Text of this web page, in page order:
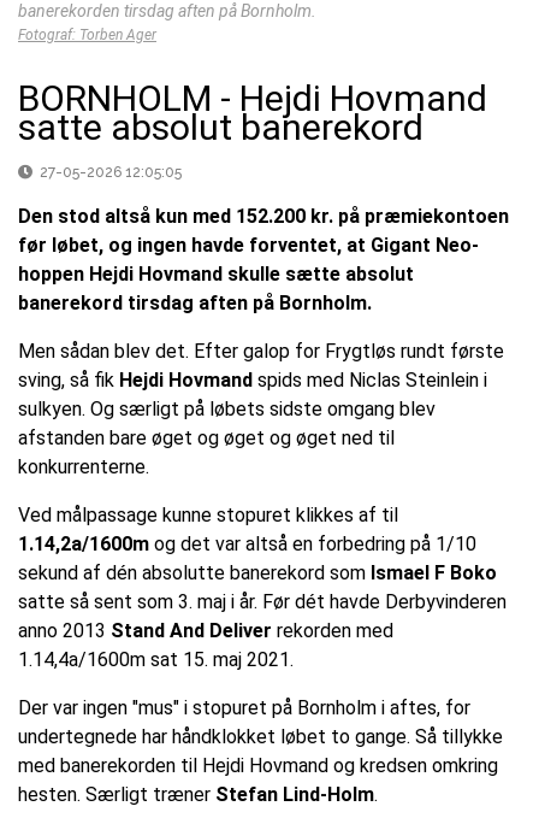
banerekorden tirsdag aften på Bornholm.
Fotograf: Torben Ager
BORNHOLM - Hejdi Hovmand
satte absolut banerekord
27-05-2026 12:05:05
Den stod altså kun med 152.200 kr. på præmiekontoen
før løbet, og ingen havde forventet, at Gigant Neo-
hoppen Hejdi Hovmand skulle sætte absolut
banerekord tirsdag aften på Bornholm.
Men sådan blev det. Efter galop for Frygtløs rundt første
sving, så fik Hejdi Hovmand spids med Niclas Steinlein i
sulkyen. Og særligt på løbets sidste omgang blev
afstanden bare øget og øget og øget ned til
konkurrenterne.
Ved målpassage kunne stopuret klikkes af til
1.14,2a/1600m og det var altså en forbedring på 1/10
sekund af dén absolutte banerekord som Ismael F Boko
satte så sent som 3. maj i år. Før dét havde Derbyvinderen
anno 2013 Stand And Deliver rekorden med
1.14,4a/1600m sat 15. maj 2021.
Der var ingen "mus" i stopuret på Bornholm i aftes, for
undertegnede har håndklokket løbet to gange. Så tillykke
med banerekorden til Hejdi Hovmand og kredsen omkring
hesten. Særligt træner Stefan Lind-Holm.